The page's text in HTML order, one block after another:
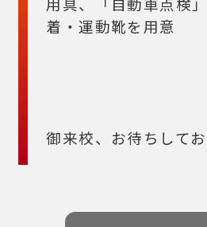
着・運動靴を用意
御来校、お待ちしてお